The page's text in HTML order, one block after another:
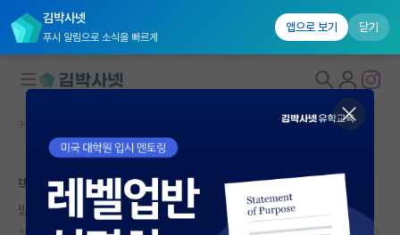
김박사넷
푸시 알림으로 소식을 빠르게
앱으로 보기 닫기
대학원생 모집
국내대학원 정보
연구실&오픈랩
커뮤니티 홈
박사 > 석사 전환
방정맞은 버트런드 러셀